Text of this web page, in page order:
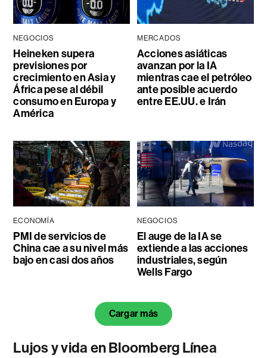
NEGOCIOS
Heineken supera
previsiones por
crecimiento en Asia y
África pese al débil
consumo en Europa y
América
MERCADOS
Acciones asiáticas
avanzan por la IA
mientras cae el petróleo
ante posible acuerdo
entre EE.UU. e Irán
ECONOMÍA
PMI de servicios de
China cae a su nivel más
bajo en casi dos años
NEGOCIOS
El auge de la IA se
extiende a las acciones
industriales, según
Wells Fargo
Cargar más
Lujos y vida en Bloomberg Línea